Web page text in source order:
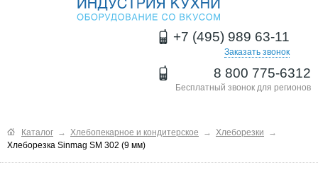
+7 (495) 989 63-11
Заказать звонок
8 800 775-6312
Бесплатный звонок для регионов
Каталог → Хлебопекарное и кондитерское → Хлеборезки
→
Хлеборезка Sinmag SM 302 (9 мм)